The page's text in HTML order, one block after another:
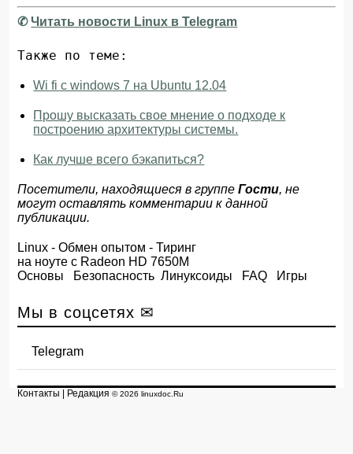
✆Читать новости Linux в Telegram
Также по теме:
Wi fi с windows 7 на Ubuntu 12.04
Прошу высказать свое мнение о подходе к
построению архитектуры системы.
Как лучше всего бэкапиться?
Посетители, находящиеся в группеГости, не
могут оставлять комментарии к данной
публикации.
Linux -Обмен опытом - Тиринг
на ноуте с Radeon HD 7650M
Основы
Безопасность Линуксоиды FAQ Игры
Мы в соцсетях ✉
Telegram
Контакты Редакция © 2026 linuxdoc.Ru